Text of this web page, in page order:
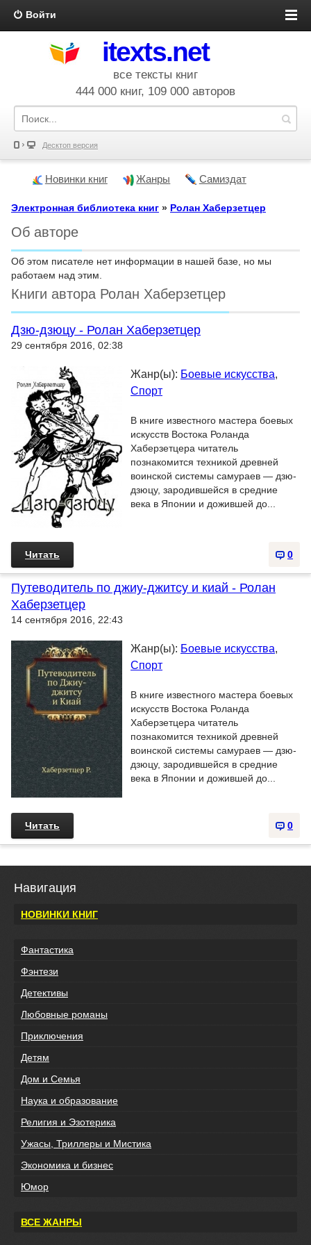
Войти
itexts.net
все тексты книг
444 000 книг, 109 000 авторов
Десктоп версия
Новинки книг Жанры Самиздат
Электронная библиотека книг » Ролан Хаберзетцер
Об авторе
Об этом писателе нет информации в нашей базе, но мы
работаем над этим.
Книги автора Ролан Хаберзетцер
Дзю-дзюцу - Ролан Хаберзетцер
29 сентября 2016, 02:38
Жанр(ы): Боевые искусства,
Спорт
В книге известного мастера боевых
искусств Востока Роланда
Хаберзетцера читатель
познакомится техникой древней
воинской системы самураев — дзю-
дзюцу, зародившейся в средние
века в Японии и дожившей до...
0
Читать
Путеводитель по джиу-джитсу и киай - Ролан
Хаберзетцер
14 сентября 2016, 22:43
Жанр(ы): Боевые искусства,
Спорт
В книге известного мастера боевых
искусств Востока Роланда
Хаберзетцера читатель
познакомится техникой древней
воинской системы самураев — дзю-
дзюцу, зародившейся в средние
века в Японии и дожившей до...
0
Читать
Навигация
НОВИНКИ КНИГ
Фантастика
Фэнтези
Детективы
Любовные романы
Приключения
Детям
Дом и Семья
Наука и образование
Религия и Эзотерика
Ужасы, Триллеры и Мистика
Экономика и бизнес
Юмор
ВСЕ ЖАНРЫ